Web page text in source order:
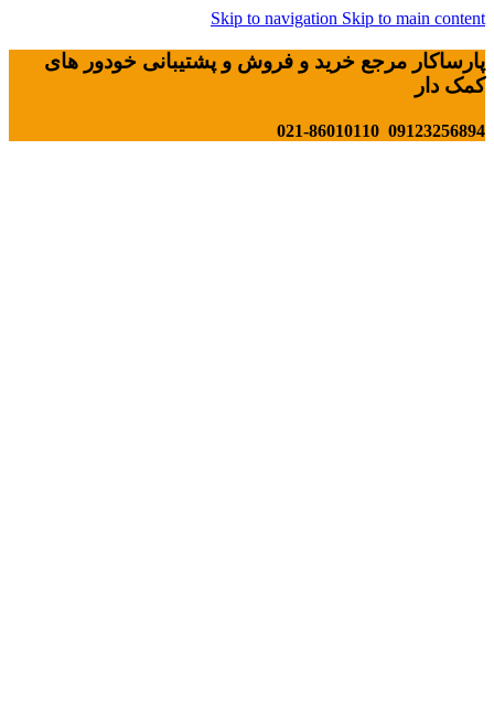
Skip to navigation Skip to main content
پارساکار مرجع خرید و فروش و پشتیبانی خودور های
کمک دار
09123256894 021-86010110